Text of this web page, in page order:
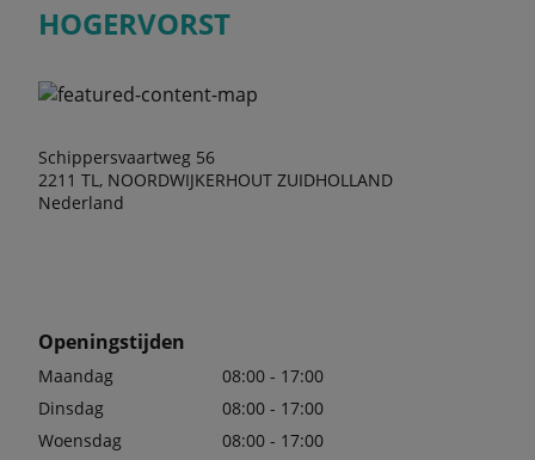
HOGERVORST
Schippersvaartweg 56
2211 TL, NOORDWIJKERHOUT ZUIDHOLLAND
Nederland
Openingstijden
Maandag
08:00 - 17:00
Dinsdag
08:00 - 17:00
Woensdag
08:00 - 17:00